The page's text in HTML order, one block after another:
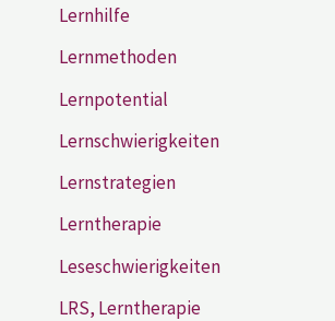
Lernhilfe
Lernmethoden
Lernpotential
Lernschwierigkeiten
Lernstrategien
Lerntherapie
Leseschwierigkeiten
LRS, Lerntherapie